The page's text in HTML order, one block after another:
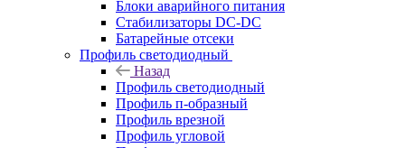
Блоки аварийного питания
Стабилизаторы DC-DC
Батарейные отсеки
Профиль светодиодный
Назад
Профиль светодиодный
Профиль п-образный
Профиль врезной
Профиль угловой